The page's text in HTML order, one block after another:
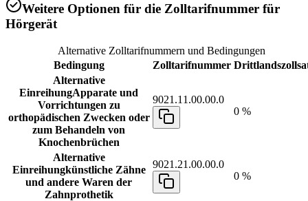
Weitere Optionen für die Zolltarifnummer für
Hörgerät
Alternative Zolltarifnummern und Bedingungen
Bedingung
Zolltarifnummer
Alternative
EinreihungApparate und
Vorrichtungen zu
orthopädischen Zwecken oder
zum Behandeln von
Knochenbrüchen
9021.11.00.00.0
0 %
Alternative
Einreihungkünstliche Zähne
und andere Waren der
Zahnprothetik
9021.21.00.00.0
0 %